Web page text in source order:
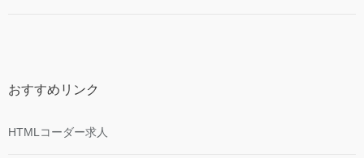
おすすめリンク
HTMLコーダー求人